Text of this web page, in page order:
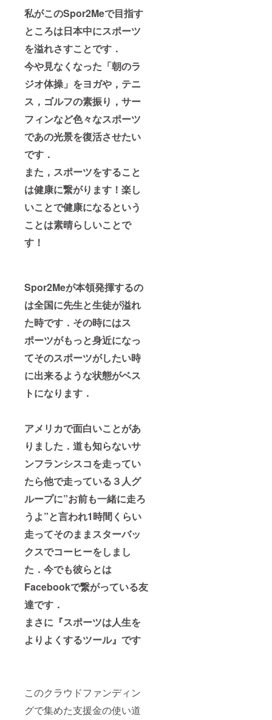
私がこのSpor2Meで目指す
ところは日本中にスポーツ
を溢れさすことです．
今や見なくなった「朝のラ
ジオ体操」をヨガや，テニ
ス，ゴルフの素振り，サー
フィンなど色々なスポーツ
であの光景を復活させたい
です．
また，スポーツをすること
は健康に繋がります！楽し
いことで健康になるという
ことは素晴らしいことで
す！
Spor2Meが本領発揮するの
は全国に先生と生徒が溢れ
た時です．その時にはス
ポーツがもっと身近になっ
てそのスポーツがしたい時
に出来るような状態がベス
トになります．
アメリカで面白いことがあ
りました．道も知らないサ
ンフランシスコを走ってい
たら他で走っている３人グ
ループに”お前も一緒に走ろ
うよ”と言われ1時間くらい
走ってそのままスターバッ
クスでコーヒーをしまし
た．今でも彼らとは
Facebookで繋がっている友
達です．
まさに『スポーツは人生を
よりよくするツール』です
このクラウドファンディン
グで集めた支援金の使い道